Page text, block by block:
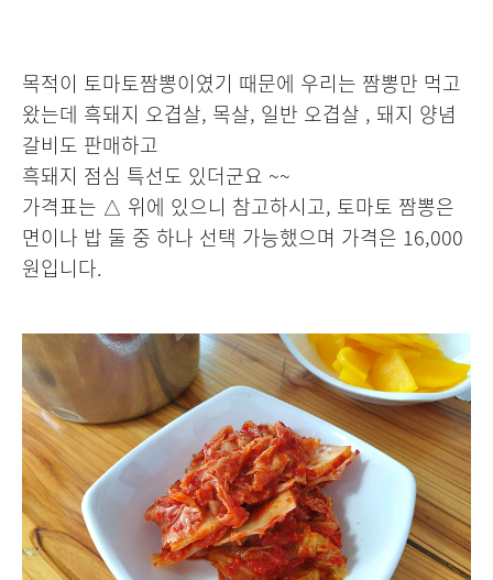
목적이 토마토짬뽕이였기 때문에 우리는 짬뽕만 먹고
왔는데 흑돼지 오겹살, 목살, 일반 오겹살 , 돼지 양념
갈비도 판매하고
흑돼지 점심 특선도 있더군요 ~~
가격표는 △ 위에 있으니 참고하시고, 토마토 짬뽕은
면이나 밥 둘 중 하나 선택 가능했으며 가격은 16,000
원입니다.